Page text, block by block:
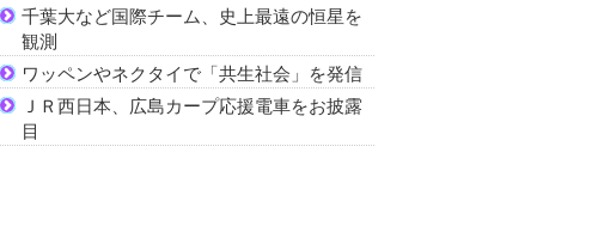
千葉大など国際チーム、史上最遠の恒星を
観測
ワッペンやネクタイで「共生社会」を発信
ＪＲ西日本、広島カープ応援電車をお披露
目